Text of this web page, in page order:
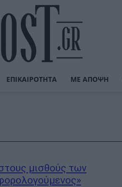
ΕΠΙΚΑΙΡΌΤΗΤΑ ΜΕ ΆΠΟΨΗ
μισθούς των